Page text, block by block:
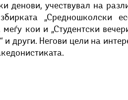
денови, учествувал на
„Средношколски
кои и „Студентски
други. Негови цели на